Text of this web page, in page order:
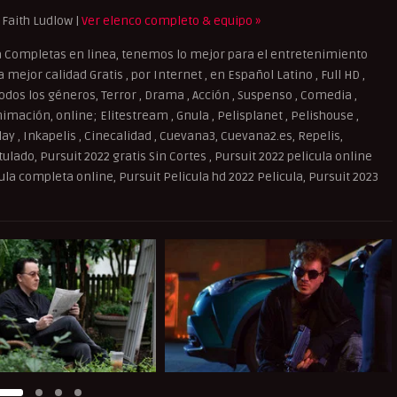
Ludlow | Ver elenco completo & equipo »
Completas en linea, tenemos lo mejor para el entretenimiento
calidad Gratis , por Internet , en Español Latino , Full HD ,
los géneros, Terror , Drama , Acción , Suspenso , Comedia ,
online; Elitestream , Gnula , Pelisplanet , Pelishouse ,
, Inkapelis , Cinecalidad , Cuevana3, Cuevana2.es, Repelis,
Pursuit 2022 gratis Sin Cortes , Pursuit 2022 pelicula online
completa online, Pursuit Pelicula hd 2022 Pelicula, Pursuit 2023